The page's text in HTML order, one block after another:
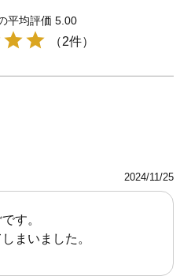
平均評価 5.00
（2件）
2024/11/25
す。
まいました。